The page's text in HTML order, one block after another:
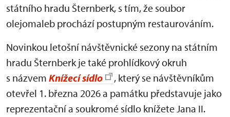
státního hradu Šternberk, s tím, že soubor
olejomaleb prochází postupným restaurováním.
Novinkou letošní návštěvnické sezony na státním
hradu Šternberk je také prohlídkový okruh
s názvem Knížecí sídlo
, který se návštěvníkům
otevřel 1. března 2026 a památku představuje jako
reprezentační a soukromé sídlo knížete Jana II.